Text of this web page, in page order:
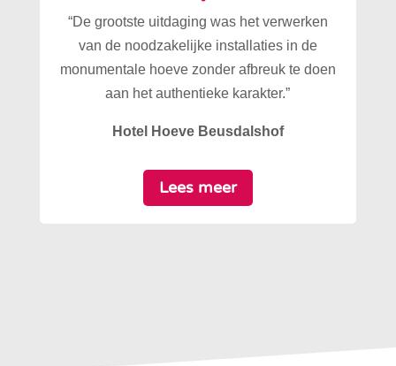
“De grootste uitdaging was het verwerken
van de noodzakelijke installaties in de
monumentale hoeve zonder afbreuk te doen
aan het authentieke karakter.”
Hotel Hoeve Beusdalshof
Lees meer